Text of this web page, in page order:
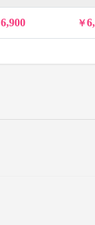
6,900